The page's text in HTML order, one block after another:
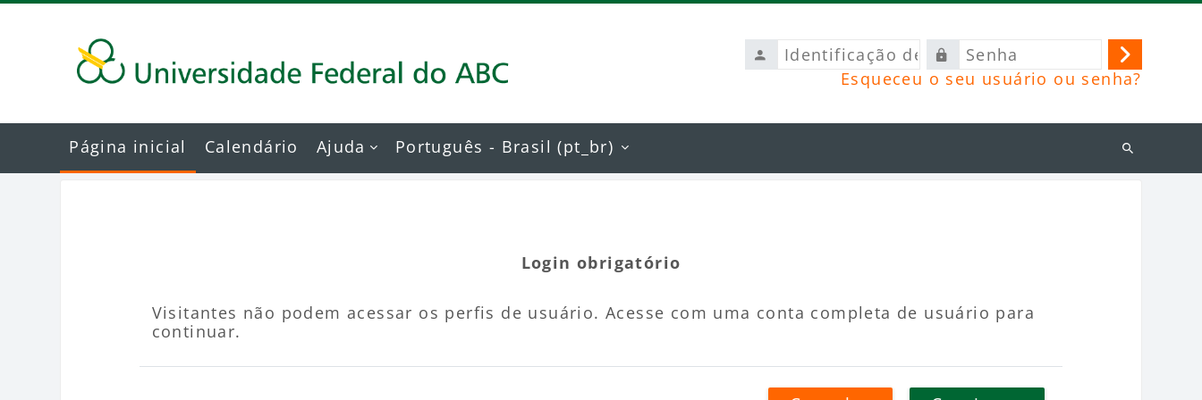
Ir para o conteúdo principal
Identificação
de
Senha
Acessar
Esqueceu o seu usuário ou senha?
Página inicial Calendário Ajuda Português - Brasil ‎(pt_br)‎
Buscar
cursos
Login obrigatório
Visitantes não podem acessar os perfis de usuário. Acesse com uma conta completa de usuário para
continuar.